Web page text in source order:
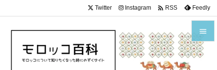


Twitter Instagram  RSS Feedly